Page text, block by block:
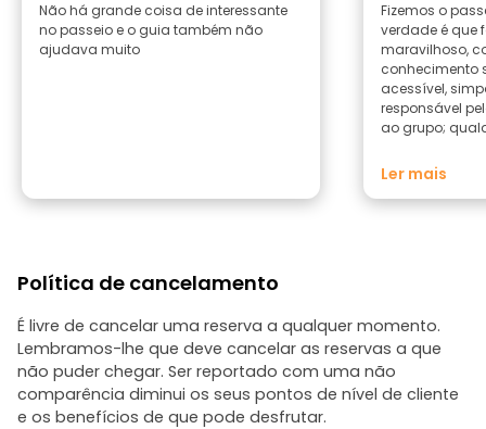
Não há grande coisa de interessante
no passeio e o guia também não
ajudava muito
Fizemos o
verdade é que
maravilhoso,
conhecimento
acessível,
responsável
ao grupo;
gentileza e
visita, pois,
outros olhos.
Ler mais
Política de cancelamento
É livre de cancelar uma reserva a qualquer momento.
Lembramos-lhe que deve cancelar as reservas a que
não puder chegar. Ser reportado com uma não
comparência diminui os seus pontos de nível de cliente
e os benefícios de que pode desfrutar.